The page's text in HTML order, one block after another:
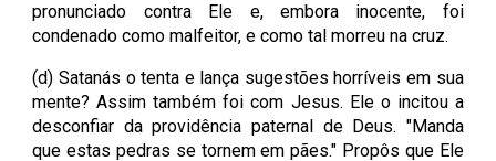
pronunciado contra Ele e, embora inocente, foi
condenado como malfeitor, e como tal morreu na cruz.
(d) Satanás o tenta e lança sugestões horríveis em sua
mente? Assim também foi com Jesus. Ele o incitou a
desconfiar da providência paternal de Deus. "Manda
que estas pedras se tornem em pães." Propôs que Ele